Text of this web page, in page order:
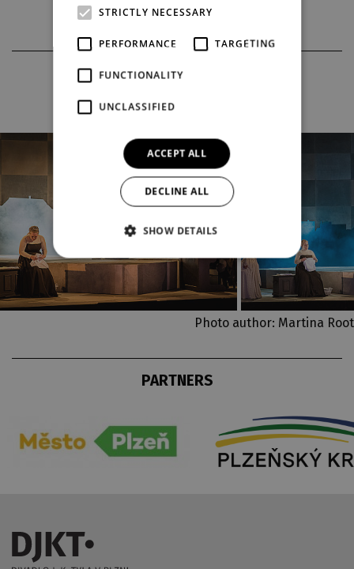
PHOTOS FROM THE PRODUCTION
Photo author: Martina Root
PARTNERS
STRICTLY NECESSARY
PERFORMANCE TARGETING
FUNCTIONALITY
UNCLASSIFIED
ACCEPT ALL
DECLINE ALL
SHOW DETAILS